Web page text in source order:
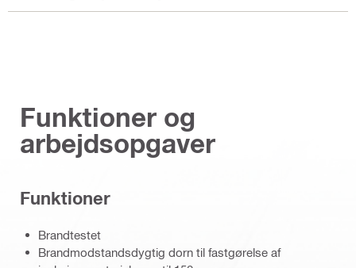
Funktioner og
arbejdsopgaver
Funktioner
Brandtestet
Brandmodstandsdygtig dorn til fastgørelse af